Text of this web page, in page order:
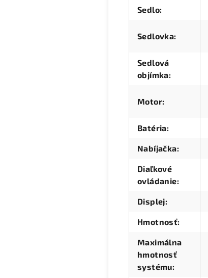
Sedlo:
Sedlovka:
Sedlová
objímka:
Motor:
Batéria:
Nabíjačka:
Diaľkové
ovládanie:
Displej:
Hmotnosť:
Maximálna
hmotnosť
systému: